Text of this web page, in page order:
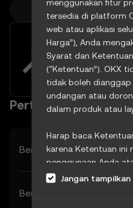
Harga
dengan
Coba
Pertanyaan yang
Berapa prediksi harga
Berapa harga USD Coin
menggunakan fitur
tersedia di platform
web atau aplikasi
Harga”), Anda
Syarat dan
(“Ketentuan”). OKX
tidak boleh dianggap
undangan atau
dalam produk atau
Harap baca
karena Ketentuan ini
penggunaan Anda
Jika Anda tidak
Jangan tampilkan